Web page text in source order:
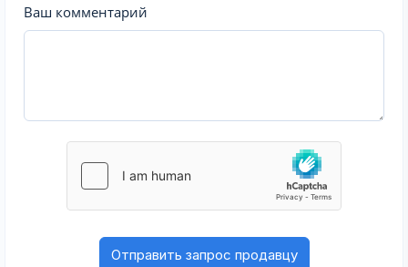
Ваш комментарий